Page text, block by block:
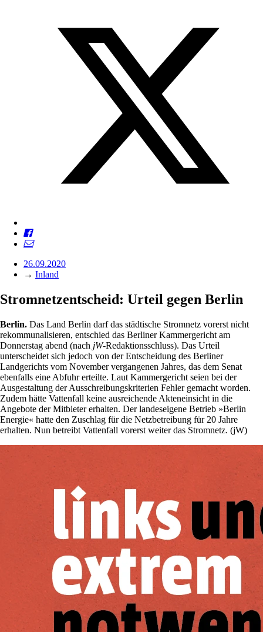
26.09.2020
→ Inland
Stromnetzentscheid: Urteil gegen Berlin
Berlin. Das Land Berlin darf das städtische Stromnetz vorerst nicht
rekommunalisieren, entschied das Berliner Kammergericht am
Donnerstag abend (nach jW-Redaktionsschluss). Das Urteil
unterscheidet sich jedoch von der Entscheidung des Berliner
Landgerichts vom November vergangenen Jahres, das dem Senat
ebenfalls eine Abfuhr erteilte. Laut Kammergericht seien bei der
Ausgestaltung der Ausschreibungskriterien Fehler gemacht worden.
Zudem hätte Vattenfall keine ausreichende Akteneinsicht in die
Angebote der Mitbieter erhalten. Der landeseigene Betrieb »Berlin
Energie« hatte den Zuschlag für die Netzbetreibung für 20 Jahre
erhalten. Nun betreibt Vattenfall vorerst weiter das Stromnetz. (jW)